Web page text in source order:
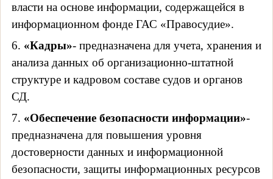
власти на основе информации, содержащейся в
информационном фонде ГАС «Правосудие».
6. «Кадры»- предназначена для учета, хранения и
анализа данных об организационно-штатной
структуре и кадровом составе судов и органов
СД.
7. «Обеспечение безопасности информации»-
предназначена для повышения уровня
достоверности данных и информационной
безопасности, защиты информационных ресурсов